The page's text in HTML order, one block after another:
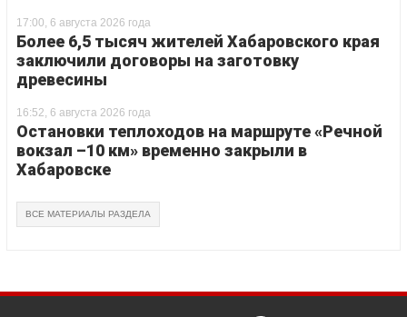
17:00, 6 августа 2026 года
Более 6,5 тысяч жителей Хабаровского края
заключили договоры на заготовку
древесины
16:52, 6 августа 2026 года
Остановки теплоходов на маршруте «Речной
вокзал –10 км» временно закрыли в
Хабаровске
ВСЕ МАТЕРИАЛЫ РАЗДЕЛА